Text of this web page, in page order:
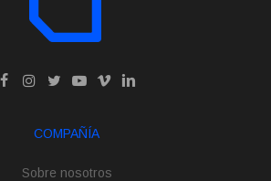
COMPAÑÍA
Sobre nosotros